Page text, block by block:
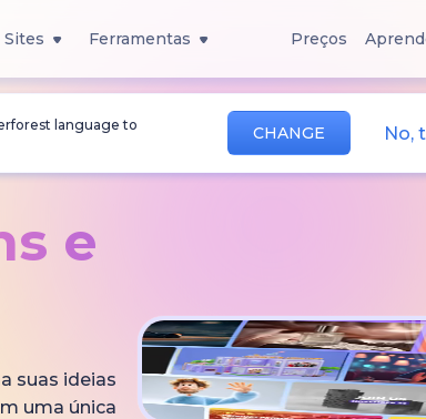
Sites Ferramentas Preços
language to
CHANGE No,
e
suas ideias
uma única